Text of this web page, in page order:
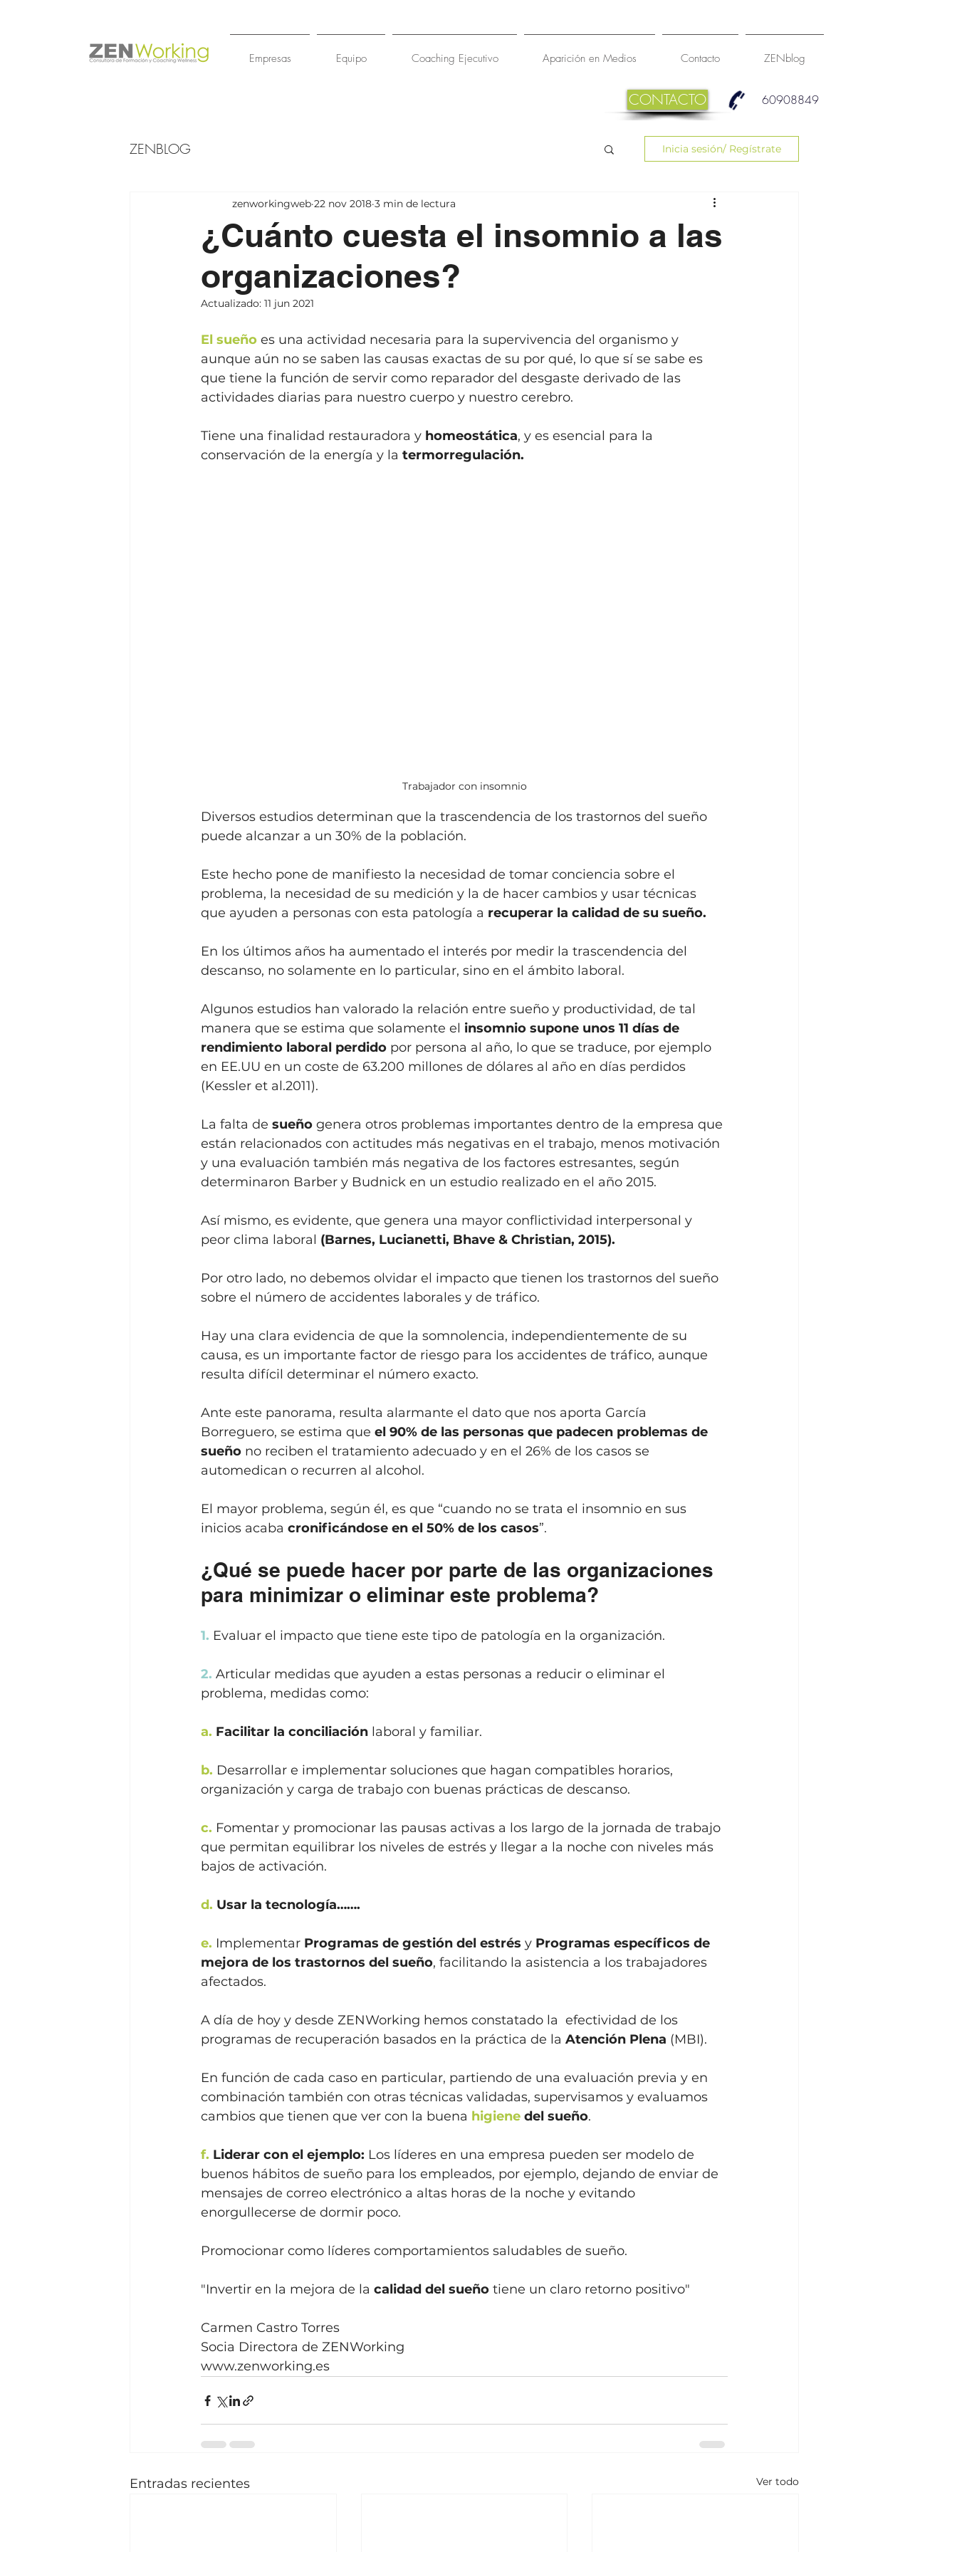
Empresas Equipo Coaching Ejecutivo Aparición en Medios Contacto ZENblog
CONTACTO 60908849
ZENBLOG Inicia sesión/ Regístrate
¿Cuánto cuesta el insomnio a las
organizaciones?
zenworkingweb 22 nov 2018 3 min de lectura
Actualizado: 11 jun 2021
El sueño es una actividad necesaria para la supervivencia del organismo y
aunque aún no se saben las causas exactas de su por qué, lo que sí se sabe es
que tiene la función de servir como reparador del desgaste derivado de las
actividades diarias para nuestro cuerpo y nuestro cerebro.
Tiene una finalidad restauradora y homeostática, y es esencial para la
conservación de la energía y la termorregulación.
Trabajador con insomnio
Diversos estudios determinan que la trascendencia de los trastornos del sueño
puede alcanzar a un 30% de la población.
Este hecho pone de manifiesto la necesidad de tomar conciencia sobre el
problema, la necesidad de su medición y la de hacer cambios y usar técnicas
que ayuden a personas con esta patología a recuperar la calidad de su sueño.
En los últimos años ha aumentado el interés por medir la trascendencia del
descanso, no solamente en lo particular, sino en el ámbito laboral.
Algunos estudios han valorado la relación entre sueño y productividad, de tal
manera que se estima que solamente el insomnio supone unos 11 días de
rendimiento laboral perdido por persona al año, lo que se traduce, por ejemplo
en EE.UU en un coste de 63.200 millones de dólares al año en días perdidos
(Kessler et al.2011).
La falta de sueño genera otros problemas importantes dentro de la empresa que
están relacionados con actitudes más negativas en el trabajo, menos motivación
y una evaluación también más negativa de los factores estresantes, según
determinaron Barber y Budnick en un estudio realizado en el año 2015.
Así mismo, es evidente, que genera una mayor conflictividad interpersonal y
peor clima laboral (Barnes, Lucianetti, Bhave & Christian, 2015).
Por otro lado, no debemos olvidar el impacto que tienen los trastornos del sueño
sobre el número de accidentes laborales y de tráfico.
Hay una clara evidencia de que la somnolencia, independientemente de su
causa, es un importante factor de riesgo para los accidentes de tráfico, aunque
resulta difícil determinar el número exacto.
Ante este panorama, resulta alarmante el dato que nos aporta García
Borreguero, se estima que el 90% de las personas que padecen problemas de
sueño no reciben el tratamiento adecuado y en el 26% de los casos se
automedican o recurren al alcohol.
El mayor problema, según él, es que “cuando no se trata el insomnio en sus
inicios acaba cronificándose en el 50% de los casos”.
¿Qué se puede hacer por parte de las organizaciones
para minimizar o eliminar este problema?
1. Evaluar el impacto que tiene este tipo de patología en la organización.
2. Articular medidas que ayuden a estas personas a reducir o eliminar el
problema, medidas como:
a. Facilitar la conciliación laboral y familiar.
b. Desarrollar e implementar soluciones que hagan compatibles horarios,
organización y carga de trabajo con buenas prácticas de descanso.
c. Fomentar y promocionar las pausas activas a los largo de la jornada de trabajo
que permitan equilibrar los niveles de estrés y llegar a la noche con niveles más
bajos de activación.
d. Usar la tecnología…….
e. Implementar Programas de gestión del estrés y Programas específicos de
mejora de los trastornos del sueño, facilitando la asistencia a los trabajadores
afectados.
A día de hoy y desde ZENWorking hemos constatado la  efectividad de los
programas de recuperación basados en la práctica de la Atención Plena (MBI).
En función de cada caso en particular, partiendo de una evaluación previa y en
combinación también con otras técnicas validadas, supervisamos y evaluamos
cambios que tienen que ver con la buena higiene del sueño.
f. Liderar con el ejemplo: Los líderes en una empresa pueden ser modelo de
buenos hábitos de sueño para los empleados, por ejemplo, dejando de enviar de
mensajes de correo electrónico a altas horas de la noche y evitando
enorgullecerse de dormir poco.
Promocionar como líderes comportamientos saludables de sueño.
"Invertir en la mejora de la calidad del sueño tiene un claro retorno positivo"
Carmen Castro Torres
Socia Directora de ZENWorking
www.zenworking.es
Entradas recientes Ver todo